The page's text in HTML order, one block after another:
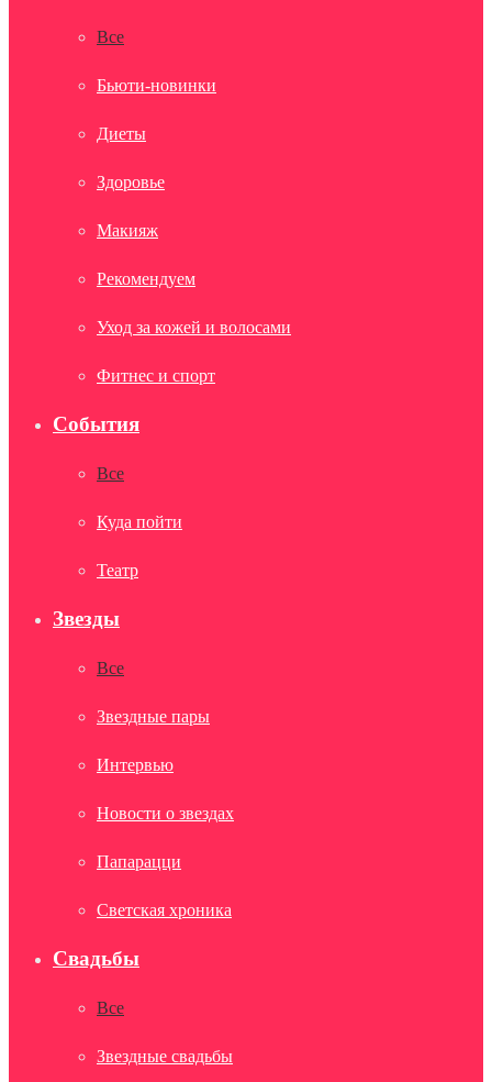
Все
Бьюти-новинки
Диеты
Здоровье
Макияж
Рекомендуем
Уход за кожей и волосами
Фитнес и спорт
События
Все
Куда пойти
Театр
Звезды
Все
Звездные пары
Интервью
Новости о звездах
Папарацци
Светская хроника
Свадьбы
Все
Звездные свадьбы